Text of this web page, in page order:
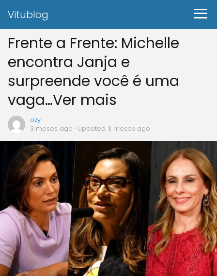
Vitublog
Frente a Frente: Michelle
encontra Janja e
surpreende você é uma
vaga…Ver mais
ozy
3 meses ago · Updated 3 meses ago